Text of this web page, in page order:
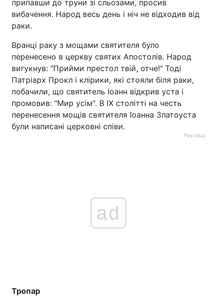
припавши до труни зі сльозами, просив
вибачення. Народ весь день і ніч не відходив від
раки.
Вранці раку з мощами святителя було
перенесено в церкву святих Апостолів. Народ
вигукнув: "Прийми престол твій, отче!" Тоді
Патріарх Прокл і клірики, які стояли біля раки,
побачили, що святитель Іоанн відкрив уста і
промовив: "Мир усім". В ІХ столітті на честь
перенесення мощів святителя Іоанна Златоуста
були написані церковні співи.
Реклама
ad
Тропар